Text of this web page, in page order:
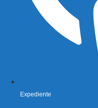
Expediente